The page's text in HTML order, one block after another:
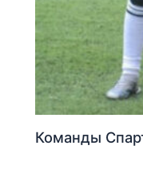
Команды